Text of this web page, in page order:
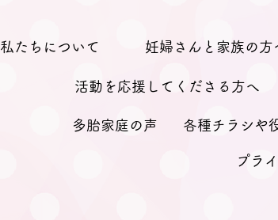
私たちについて 妊婦さんと家族の方
活動を応援してくださる方へ
多胎家庭の声 各種チラシや
プラ